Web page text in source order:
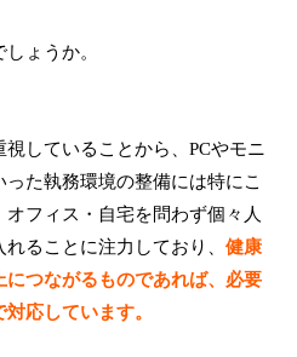
ょうか。
していることから、PCやモニ
た執務環境の整備には特にこ
フィス・自宅を問わず個々人
ることに注力しており、健康
つながるものであれば、必要
応しています。